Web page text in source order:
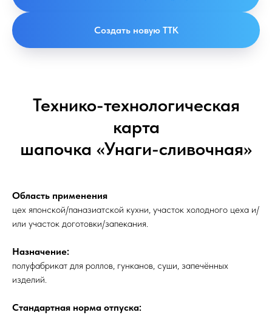
Создать новую ТТК
Технико-технологическая
карта
шапочка «Унаги-сливочная»
Область применения
цех японской/паназиатской кухни, участок холодного цеха и/
или участок доготовки/запекания.
Назначение:
полуфабрикат для роллов, гунканов, суши, запечённых
изделий.
Стандартная норма отпуска: